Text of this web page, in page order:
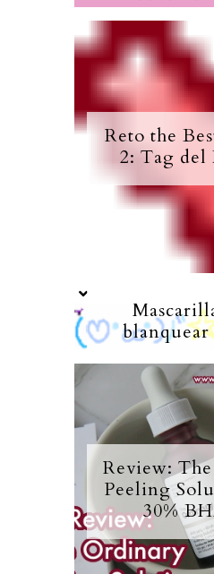
Reto the
2: Tag del
Review:
Peeling
30%